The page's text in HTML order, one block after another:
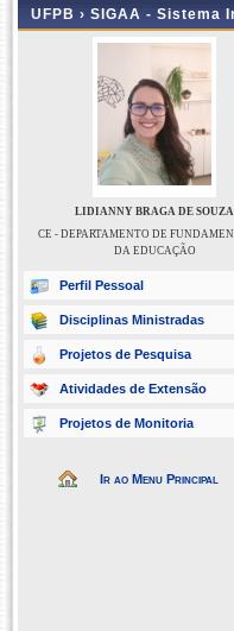
UFPB › SIGAA - Sistema
LIDIANNY BRAGA DE SOUZA
CE - DEPARTAMENTO DE
DA EDUCAÇÃO
Perfil Pessoal
Disciplinas Ministradas
Projetos de Pesquisa
Atividades de Extensão
Projetos de Monitoria
Ir ao Menu Principal